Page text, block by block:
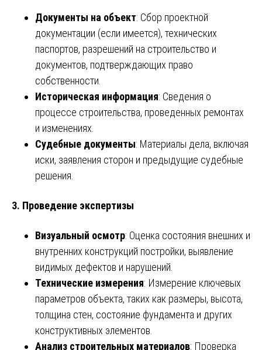
Документы на объект: Сбор проектной
документации (если имеется), технических
паспортов, разрешений на строительство и
документов, подтверждающих право
собственности.
Историческая информация: Сведения о
процессе строительства, проведенных ремонтах
и изменениях.
Судебные документы: Материалы дела, включая
иски, заявления сторон и предыдущие судебные
решения.
3. Проведение экспертизы
Визуальный осмотр: Оценка состояния внешних и
внутренних конструкций постройки, выявление
видимых дефектов и нарушений.
Технические измерения: Измерение ключевых
параметров объекта, таких как размеры, высота,
толщина стен, состояние фундамента и других
конструктивных элементов.
Анализ строительных материалов: Проверка